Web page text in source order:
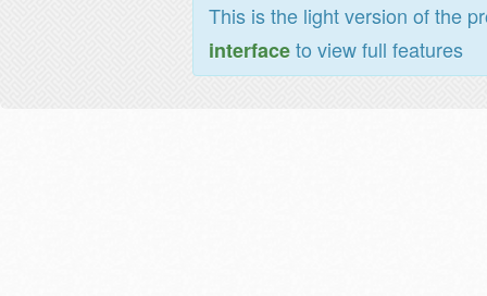
This is the light version of the
interfaceto view full features